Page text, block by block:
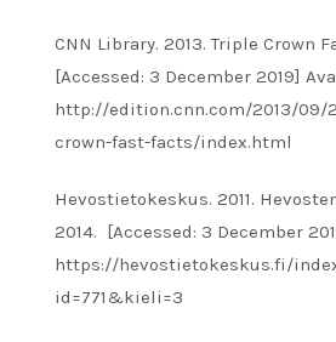
CNN Library. 2013. Triple Crown
[Accessed: 3 December 2019]
http://edition.cnn.com/2013/
crown-fast-facts/index.html
Hevostietokeskus. 2011.
2014. [Accessed: 3 December
https://hevostietokeskus.fi/
id=771&kieli=3